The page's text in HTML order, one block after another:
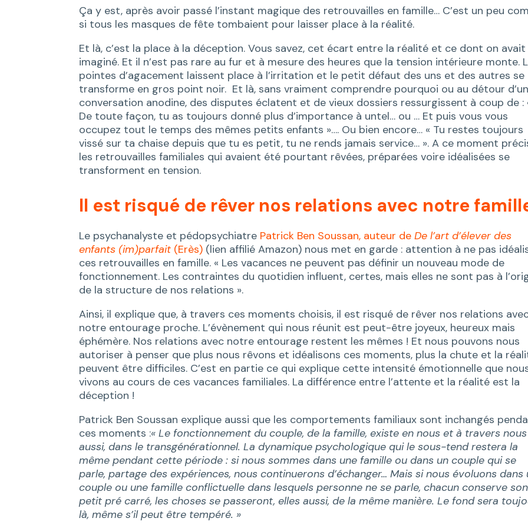
Ça y est, après avoir passé l’instant magique des retrouvailles en famille… C’est un peu
si tous les masques de fête tombaient pour laisser place à la réalité.
Et là, c’est la place à la déception. Vous savez, cet écart entre la réalité et ce dont on avait
imaginé. Et il n’est pas rare au fur et à mesure des heures que la tension intérieure monte.
pointes d’agacement laissent place à l’irritation et le petit défaut des uns et des autres se
transforme en gros point noir. Et là, sans vraiment comprendre pourquoi ou au détour
conversation anodine, des disputes éclatent et de vieux dossiers ressurgissent à coup de :
De toute façon, tu as toujours donné plus d’importance à untel… ou … Et puis vous vous
occupez tout le temps des mêmes petits enfants »…. Ou bien encore… « Tu restes toujours
vissé sur ta chaise depuis que tu es petit, tu ne rends jamais service… ». A ce moment
les retrouvailles familiales qui avaient été pourtant rêvées, préparées voire idéalisées se
transforment en tension.
Il est risqué de rêver nos relations avec notre
Le psychanalyste et pédopsychiatre Patrick Ben Soussan, auteur deDe l’art d’élever des
enfants (im)parfait (Erès) (lien affilié Amazon) nous met en garde : attention à ne pas
ces retrouvailles en famille. « Les vacances ne peuvent pas définir un nouveau mode de
fonctionnement. Les contraintes du quotidien influent, certes, mais elles ne sont pas à
de la structure de nos relations ».
Ainsi, il explique que, à travers ces moments choisis, il est risqué de rêver nos relations
notre entourage proche. L’évènement qui nous réunit est peut-être joyeux, heureux mais
éphémère. Nos relations avec notre entourage restent les mêmes ! Et nous pouvons nous
autoriser à penser que plus nous rêvons et idéalisons ces moments, plus la chute et la
peuvent être difficiles. C’est en partie ce qui explique cette intensité émotionnelle que
vivons au cours de ces vacances familiales. La différence entre l’attente et la réalité est la
déception !
Patrick Ben Soussan explique aussi que les comportements familiaux sont inchangés
ces moments :« Le fonctionnement du couple, de la famille, existe en nous et à travers nous
aussi, dans le transgénérationnel. La dynamique psychologique qui le sous-tend restera la
même pendant cette période : si nous sommes dans une famille ou dans un couple qui se
parle, partage des expériences, nous continuerons d’échanger… Mais si nous évoluons dans
couple ou une famille conflictuelle dans lesquels personne ne se parle, chacun conserve son
petit pré carré, les choses se passeront, elles aussi, de la même manière. Le fond sera
là, même s’il peut être tempéré. »